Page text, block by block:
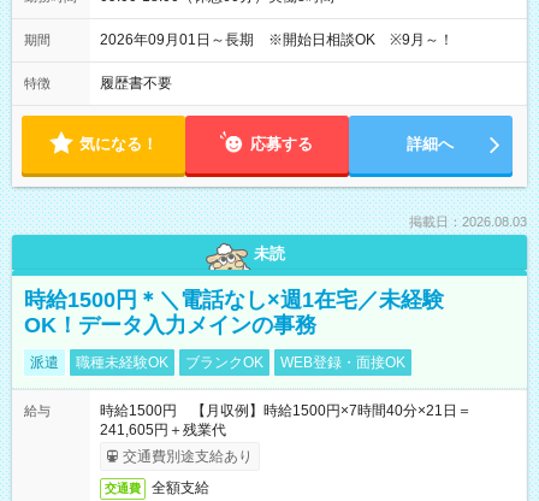
期間 2026年09月01日～長期 ※開始日相談OK ※9月～！
特徴 履歴書不要
気になる！ 応募する 詳細へ
掲載日：2026.08.03
未読
時給1500円＊＼電話なし×週1在宅／未経験
OK！データ入力メインの事務
派遣 職種未経験OK ブランクOK WEB登録・面接OK
給与
時給1500円 【月収例】時給1500円×7時間40分×21日＝
241,605円＋残業代
交通費別途支給あり
交通費 全額支給